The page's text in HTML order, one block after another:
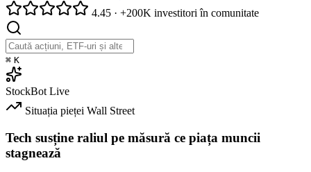
4.45 · +200K investitori în comunitate
⌘ K
StockBot Live
Situația pieței Wall Street
Tech susține raliul pe măsură ce piața muncii
stagnează